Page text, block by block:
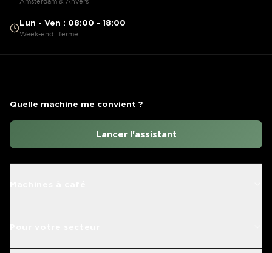
Lun - Ven : 08:00 - 18:00
Week-end : fermé
Quelle machine me convient ?
Lancer l'assistant